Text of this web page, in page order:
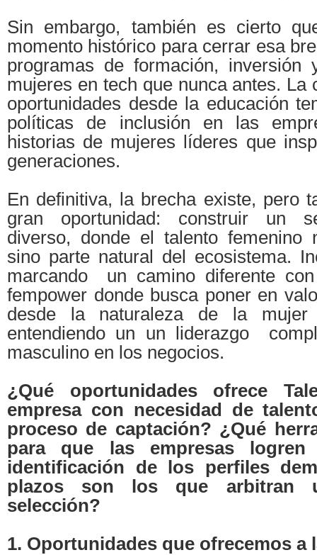
Sin embargo, también es cierto
momento histórico para cerrar esa
programas de formación, inversión
mujeres en tech que nunca antes. La
oportunidades desde la educación
políticas de inclusión en las
historias de mujeres líderes que
generaciones.
En definitiva, la brecha existe, pero
gran oportunidad: construir un
diverso, donde el talento femenino
sino parte natural del ecosistema.
marcando un camino diferente
fempower donde busca poner en
desde la naturaleza de la mujer
entendiendo un un liderazgo
masculino en los negocios.
¿Qué oportunidades ofrece
empresa con necesidad de
proceso de captación? ¿Qué
para que las empresas
identificación de los perfiles
plazos son los que arbitran
selección?
1. Oportunidades que ofrecemos a